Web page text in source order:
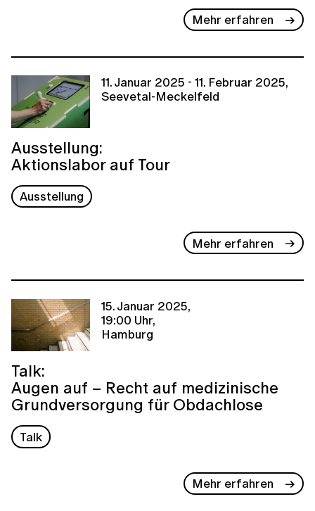
Mehr erfahren
11. Januar 2025 - 11. Februar 2025,
Seevetal-Meckelfeld
Ausstellung:
Aktionslabor auf Tour
Ausstellung
Mehr erfahren
15. Januar 2025,
19:00 Uhr,
Hamburg
Talk:
Augen auf – Recht auf medizinische
Grundversorgung für Obdachlose
Talk
Mehr erfahren